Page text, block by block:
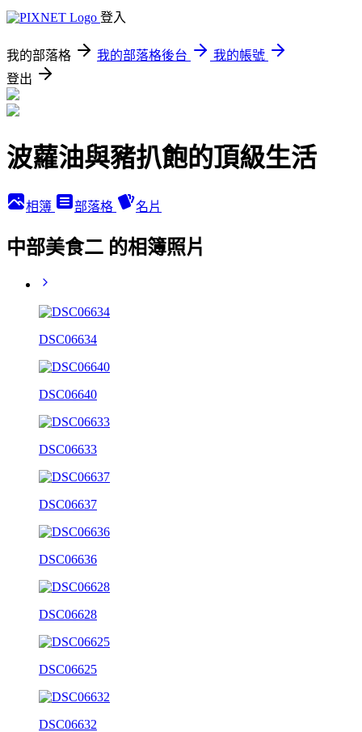
登入
我的部落格 我的部落格後台
我的帳號
登出
波蘿油與豬扒飽的頂級生活
相簿 部落格 名片
中部美食二 的相簿照片
DSC06634
DSC06640
DSC06633
DSC06637
DSC06636
DSC06628
DSC06625
DSC06632